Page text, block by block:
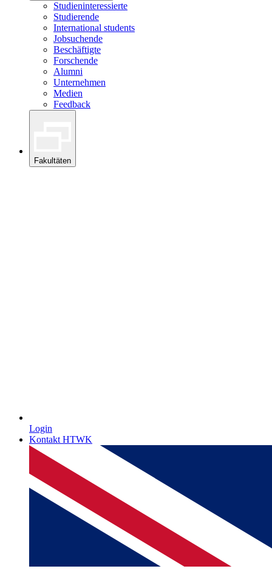
Studieninteressierte
Studierende
International students
Jobsuchende
Beschäftigte
Forschende
Alumni
Unternehmen
Medien
Feedback
Fakultäten
Login
Kontakt HTWK